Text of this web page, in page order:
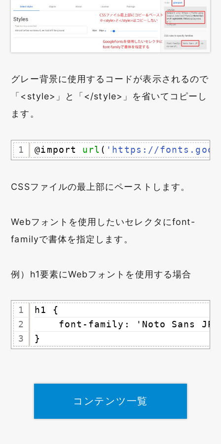
グレー背景に使用するコードが表示されるので
「<style>」と「</style>」を省いてコピーし
ます。
1 @import url ( 'https://
CSSファイルの最上部にペーストします。
Webフォントを使用したいセレクタにfont-
familyで書体を指定します。
例）h1要素にWebフォントを使用する場合
1
2
3
h1 {
font-family: 'Noto Sans
}
コンテンツ一覧